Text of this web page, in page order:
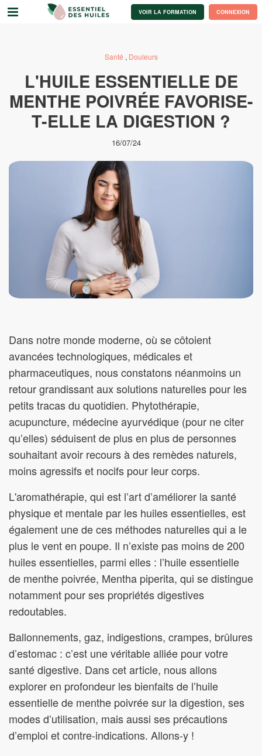
VOIR LA FORMATION CONNEXION
Santé , Douleurs
L'HUILE ESSENTIELLE DE
MENTHE POIVRÉE FAVORISE-
T-ELLE LA DIGESTION ?
16/07/24
Dans notre monde moderne, où se côtoient
avancées technologiques, médicales et
pharmaceutiques, nous constatons néanmoins un
retour grandissant aux solutions naturelles pour les
petits tracas du quotidien. Phytothérapie,
acupuncture, médecine ayurvédique (pour ne citer
qu’elles) séduisent de plus en plus de personnes
souhaitant avoir recours à des remèdes naturels,
moins agressifs et nocifs pour leur corps.
L'aromathérapie, qui est l’art d’améliorer la santé
physique et mentale par les huiles essentielles, est
également une de ces méthodes naturelles qui a le
plus le vent en poupe. Il n’existe pas moins de 200
huiles essentielles, parmi elles : l’huile essentielle
de menthe poivrée, Mentha piperita, qui se distingue
notamment pour ses propriétés digestives
redoutables.
Ballonnements, gaz, indigestions, crampes, brûlures
d’estomac : c’est une véritable alliée pour votre
santé digestive. Dans cet article, nous allons
explorer en profondeur les bienfaits de l’huile
essentielle de menthe poivrée sur la digestion, ses
modes d’utilisation, mais aussi ses précautions
d’emploi et contre-indications. Allons-y !